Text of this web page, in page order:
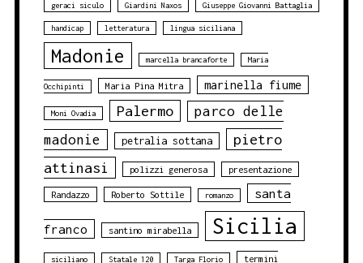
geraci siculo Giardini Naxos Giuseppe Giovanni Battaglia
handicap letteratura lingua siciliana
Madonie marcella brancaforte Maria
Occhipinti Maria Pina Mitra marinella fiume
Moni Ovadia Palermo
parco delle
madonie
petralia sottana
pietro
attinasi
polizzi generosa presentazione
Randazzo Roberto Sottile romanzo santa
franco santino mirabella Sicilia
siciliano Statale 120 Targa Florio termini